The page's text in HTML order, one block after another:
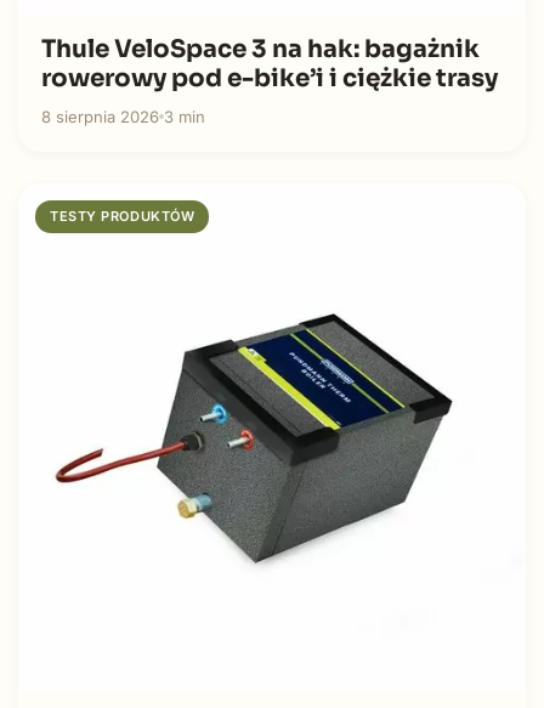
Thule VeloSpace 3 na hak: bagażnik
rowerowy pod e-bike’i i ciężkie trasy
8 sierpnia 2026 3 min
TESTY PRODUKTÓW